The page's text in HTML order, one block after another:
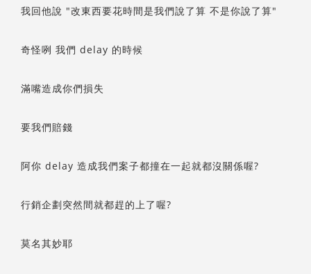
我回他說 "改東西要花時間是我們說了算 不是你說了算"
奇怪咧 我們 delay 的時候
滿嘴造成你們損失
要我們賠錢
阿你 delay 造成我們案子都撞在一起就都沒關係喔?
行銷企劃突然間就都趕的上了喔?
莫名其妙耶